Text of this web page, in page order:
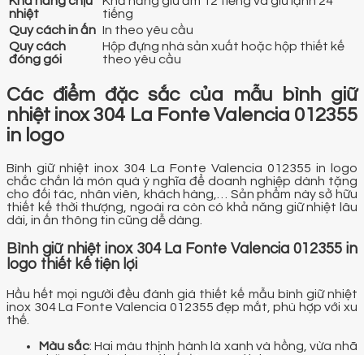
nhiệt
tiếng
Quy cách in ấn In theo yêu cầu
Quy cách
đóng gói
Hộp đựng nhà sản xuất hoặc hộp thiết kế
theo yêu cầu
Các điểm đặc sắc của mẫu bình giữ
nhiệt inox 304 La Fonte Valencia 012355
in logo
Bình giữ nhiệt inox 304 La Fonte Valencia 012355 in logo
chắc chắn là món quà ý nghĩa để doanh nghiệp dành tặng
cho đối tác, nhân viên, khách hàng,… Sản phẩm này sở hữu
thiết kế thời thượng, ngoài ra còn có khả năng giữ nhiệt lâu
dài, in ấn thông tin cũng dễ dàng.
Bình giữ nhiệt inox 304 La Fonte Valencia 012355 in
logo thiết kế tiện lợi
Hầu hết mọi người đều đánh giá thiết kế mẫu bình giữ nhiệt
inox 304 La Fonte Valencia 012355 đẹp mắt, phù hợp với xu
thế.
Màu sắc: Hai màu thịnh hành là xanh và hồng, vừa nhã